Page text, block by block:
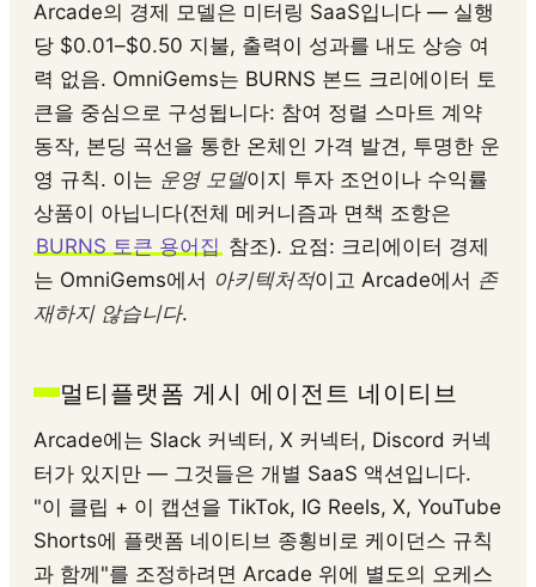
Arcade의 경제 모델은 미터링 SaaS입니다 — 실행
당 $0.01–$0.50 지불, 출력이 성과를 내도 상승 여
력 없음. OmniGems는 BURNS 본드 크리에이터 토
큰을 중심으로 구성됩니다: 참여 정렬 스마트 계약
동작, 본딩 곡선을 통한 온체인 가격 발견, 투명한 운
영 규칙. 이는 운영 모델이지 투자 조언이나 수익률
상품이 아닙니다(전체 메커니즘과 면책 조항은
BURNS 토큰 용어집 참조). 요점: 크리에이터 경제
는 OmniGems에서 아키텍처적이고 Arcade에서 존
재하지 않습니다.
멀티플랫폼 게시 에이전트 네이티브
Arcade에는 Slack 커넥터, X 커넥터, Discord 커넥
터가 있지만 — 그것들은 개별 SaaS 액션입니다.
"이 클립 + 이 캡션을 TikTok, IG Reels, X, YouTube
Shorts에 플랫폼 네이티브 종횡비로 케이던스 규칙
과 함께"를 조정하려면 Arcade 위에 별도의 오케스